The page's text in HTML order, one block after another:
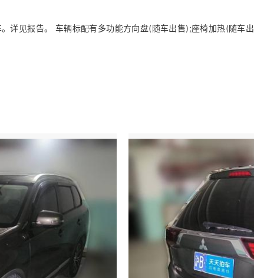
详见报告。 车辆标配有多功能方向盘(随车出售);座椅加热(随车